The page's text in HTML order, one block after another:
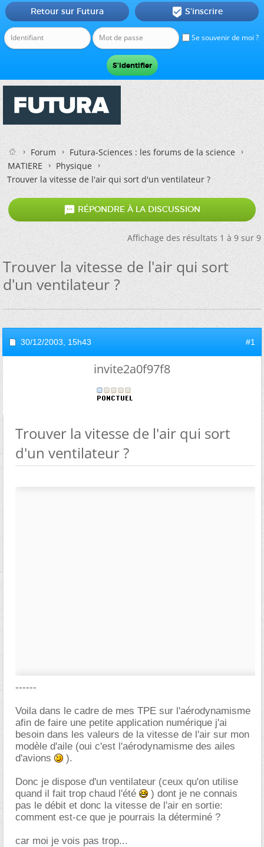
Se souvenir de moi ?
Retour sur Futura  S'inscrire
Forum
Futura-Sciences : les forums de la science
MATIERE
Physique
Trouver la vitesse de l'air qui sort d'un ventilateur ?
 RÉPONDRE À LA DISCUSSION
Affichage des résultats 1 à 9 sur 9
Trouver la vitesse de l'air qui sort
d'un ventilateur ?
30/12/2003, 15h43 #1
invite2a0f97f8
Trouver la vitesse de l'air qui sort
d'un ventilateur ?
------
Voila dans le cadre de mes TPE sur l'aérodynamisme
afin de faire une petite application numérique j'ai
besoin dans les valeurs de la vitesse de l'air sur mon
modèle d'aile (oui c'est l'aérodynamisme des ailes
d'avions
).
Donc je dispose d'un ventilateur (ceux qu'on utilise
quand il fait trop chaud l'été
) dont je ne connais
pas le débit et donc la vitesse de l'air en sortie:
comment est-ce que je pourrais la déterminé ?
car moi je vois pas trop...